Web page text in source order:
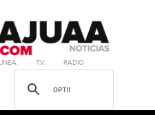
LÍNEA. ·T.V. ·RADIO